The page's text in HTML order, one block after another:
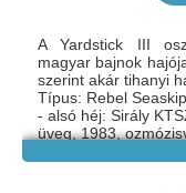
A Yardstick III
magyar bajnok
szerint akár tihanyi
Típus: Rebel
- alsó héj: Sirály
üveg, 1983,
felépítmény: egyedi